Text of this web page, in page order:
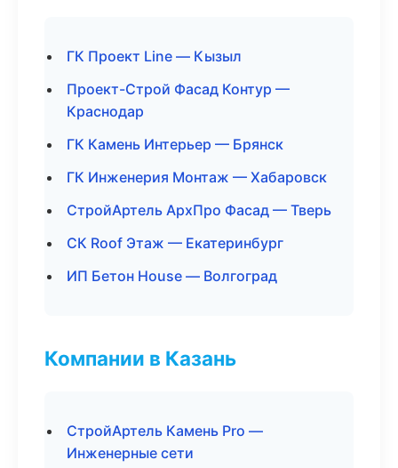
ГК Проект Line — Кызыл
Проект-Строй Фасад Контур —
Краснодар
ГК Камень Интерьер — Брянск
ГК Инженерия Монтаж — Хабаровск
СтройАртель АрхПро Фасад — Тверь
СК Roof Этаж — Екатеринбург
ИП Бетон House — Волгоград
Компании в Казань
СтройАртель Камень Pro —
Инженерные сети